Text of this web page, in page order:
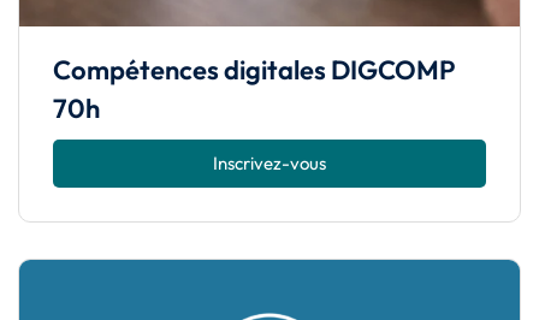
Compétences digitales DIGCOMP
70h
Inscrivez-vous